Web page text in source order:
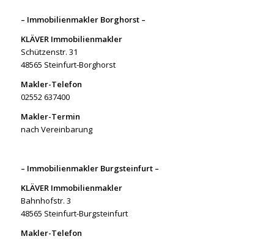
– Immobilienmakler Borghorst –
KLÄVER Immobilienmakler
Schützenstr. 31
48565 Steinfurt-Borghorst
Makler-Telefon
02552 637400
Makler-Termin
nach Vereinbarung
– Immobilienmakler Burgsteinfurt –
KLÄVER Immobilienmakler
Bahnhofstr. 3
48565 Steinfurt-Burgsteinfurt
Makler-Telefon